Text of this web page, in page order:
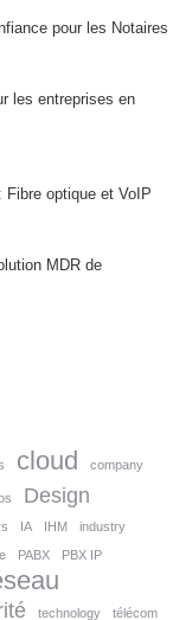
pour les Notaires
les entreprises en
optique et VoIP
MDR de
cloud company
Design
IA IHM industry
PABX PBX IP
technology télécom